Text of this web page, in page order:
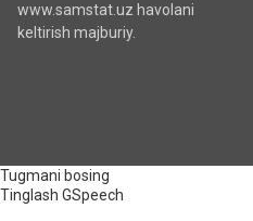
www.samstat.uz havolani
keltirish majburiy.
Tugmani bosing
Tinglash GSpeech